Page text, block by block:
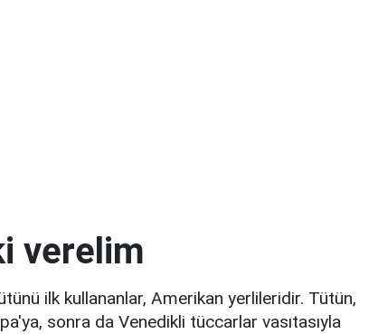
verelim
ilk kullananlar, Amerikan yerlileridir. Tütün,
sonra da Venedikli tüccarlar vasıtasıyla